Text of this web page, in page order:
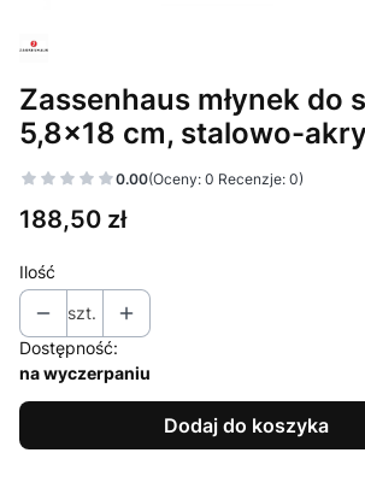
Zassenhaus młynek do
5,8x18 cm, stalowo-
0.00(Oceny: 0 Recenzje: 0)
Cena
188,50 zł
Ilość
szt.
Dostępność:
na wyczerpaniu
Dodaj do koszyka